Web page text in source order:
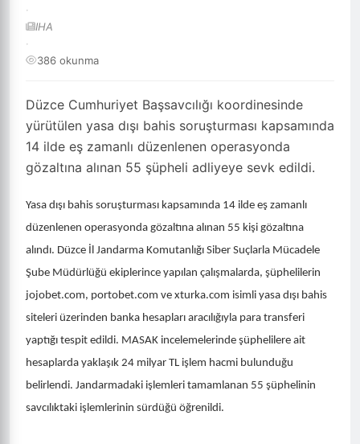
Düzce Cumhuriyet Başsavcılığı koordinesinde
yürütülen yasa dışı bahis soruşturması kapsamında
14 ilde eş zamanlı düzenlenen operasyonda
gözaltına alınan 55 şüpheli adliyeye sevk edildi.
·
IHA
·
386 okunma
Yasa dışı bahis soruşturması kapsamında 14 ilde eş zamanlı
düzenlenen operasyonda gözaltına alınan 55 kişi gözaltına
alındı. Düzce İl Jandarma Komutanlığı Siber Suçlarla Mücadele
Şube Müdürlüğü ekiplerince yapılan çalışmalarda, şüphelilerin
jojobet.com, portobet.com ve xturka.com isimli yasa dışı bahis
siteleri üzerinden banka hesapları aracılığıyla para transferi
yaptığı tespit edildi. MASAK incelemelerinde şüphelilere ait
hesaplarda yaklaşık 24 milyar TL işlem hacmi bulunduğu
belirlendi. Jandarmadaki işlemleri tamamlanan 55 şüphelinin
savcılıktaki işlemlerinin sürdüğü öğrenildi.